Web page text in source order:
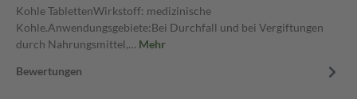
Kohle TablettenWirkstoff: medizinische
Kohle.Anwendungsgebiete:Bei Durchfall und bei Vergiftungen
durch Nahrungsmittel,… Mehr
Bewertungen